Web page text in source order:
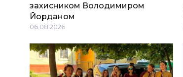
захисником Володимиром
Йорданом
06.08.2026